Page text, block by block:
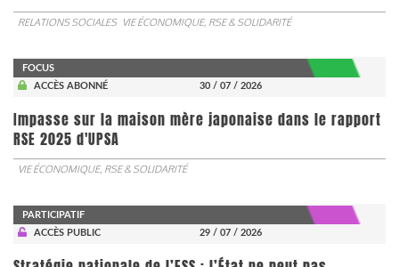
RELATIONS SOCIALES VIE ÉCONOMIQUE, RSE & SOLIDARITÉ
FOCUS
ACCÈS ABONNÉ
30 / 07 / 2026
Impasse sur la maison mère japonaise dans le rapport
RSE 2025 d'UPSA
VIE ÉCONOMIQUE, RSE & SOLIDARITÉ
PARTICIPATIF
ACCÈS PUBLIC
29 / 07 / 2026